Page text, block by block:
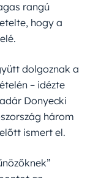
rangú
hogy a
dolgoznak a
– idézte
Donyecki
három
ismert el.